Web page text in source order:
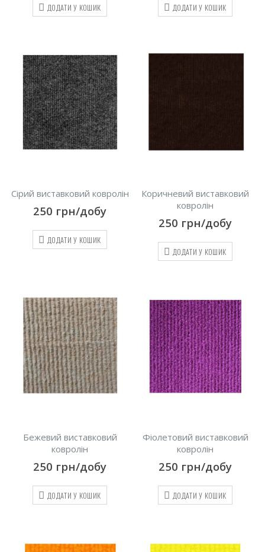
ДОДАТИ У КОШИК ДОДАТИ У КОШИК
Сірий виставковий ковролін
250 грн/добу
ДОДАТИ У КОШИК
Коричневий виставковий
ковролін
250 грн/добу
ДОДАТИ У КОШИК
Бежевий виставковий
ковролін
250 грн/добу
ДОДАТИ У КОШИК
Фіолетовий виставковий
ковролін
250 грн/добу
ДОДАТИ У КОШИК